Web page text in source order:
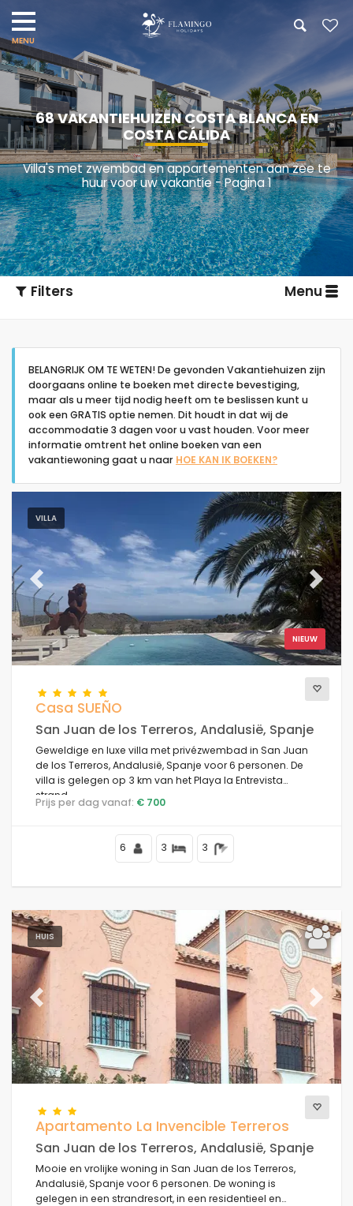
68 VAKANTIEHUIZEN COSTA BLANCA EN
COSTA CÁLIDA
Villa's met zwembad en appartementen aan zee te
huur voor uw vakantie - Pagina 1
Filters Menu
Type accommodatie
Mensen
Slaapkamers
Badkamers
Uw selectie(68)
Het beste onderbroken
Schone filters
Populaire diensten
Voorwaarden
Opties
Afstanden
Comfort
Diensten
BELANGRIJK OM TE WETEN! De gevonden Vakantiehuizen zijn
doorgaans online te boeken met directe bevestiging,
maar als u meer tijd nodig heeft om te beslissen kunt u
ook een GRATIS optie nemen. Dit houdt in dat wij de
accommodatie 3 dagen voor u vast houden. Voor meer
informatie omtrent het online boeken van een
vakantiewoning gaat u naar HOE KAN IK BOEKEN?
VILLA
NIEUW
Previous Next
Casa SUEÑO
San Juan de los Terreros, Andalusië, Spanje
Geweldige en luxe villa met privézwembad in San Juan
de los Terreros, Andalusië, Spanje voor 6 personen. De
villa is gelegen op 3 km van het Playa la Entrevista
strand.
Prijs per dag vanaf: € 700
6 3 3
HUIS
Previous Next
Apartamento La Invencible Terreros
San Juan de los Terreros, Andalusië, Spanje
Mooie en vrolijke woning in San Juan de los Terreros,
Andalusië, Spanje voor 6 personen. De woning is
gelegen in een strandresort, in een residentieel en